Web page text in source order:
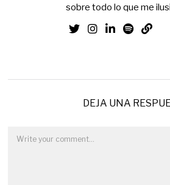
sobre todo lo que me
DEJA UNA